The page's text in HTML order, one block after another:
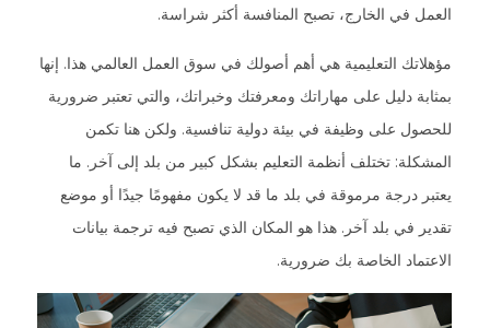
العمل في الخارج، تصبح المنافسة أكثر شراسة.
مؤهلاتك التعليمية هي أهم أصولك في سوق العمل العالمي هذا. إنها
بمثابة دليل على مهاراتك ومعرفتك وخبراتك، والتي تعتبر ضرورية
للحصول على وظيفة في بيئة دولية تنافسية. ولكن هنا تكمن
المشكلة: تختلف أنظمة التعليم بشكل كبير من بلد إلى آخر. ما
يعتبر درجة مرموقة في بلد ما قد لا يكون مفهومًا جيدًا أو موضع
تقدير في بلد آخر. هذا هو المكان الذي تصبح فيه ترجمة بيانات
الاعتماد الخاصة بك ضرورية.